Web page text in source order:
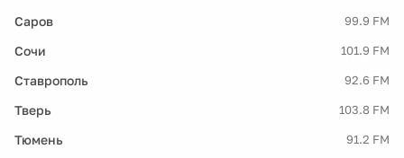
Саров 99.9 FM
Сочи 101.9 FM
Ставрополь 92.6 FM
Тверь 103.8 FM
Тюмень 91.2 FM